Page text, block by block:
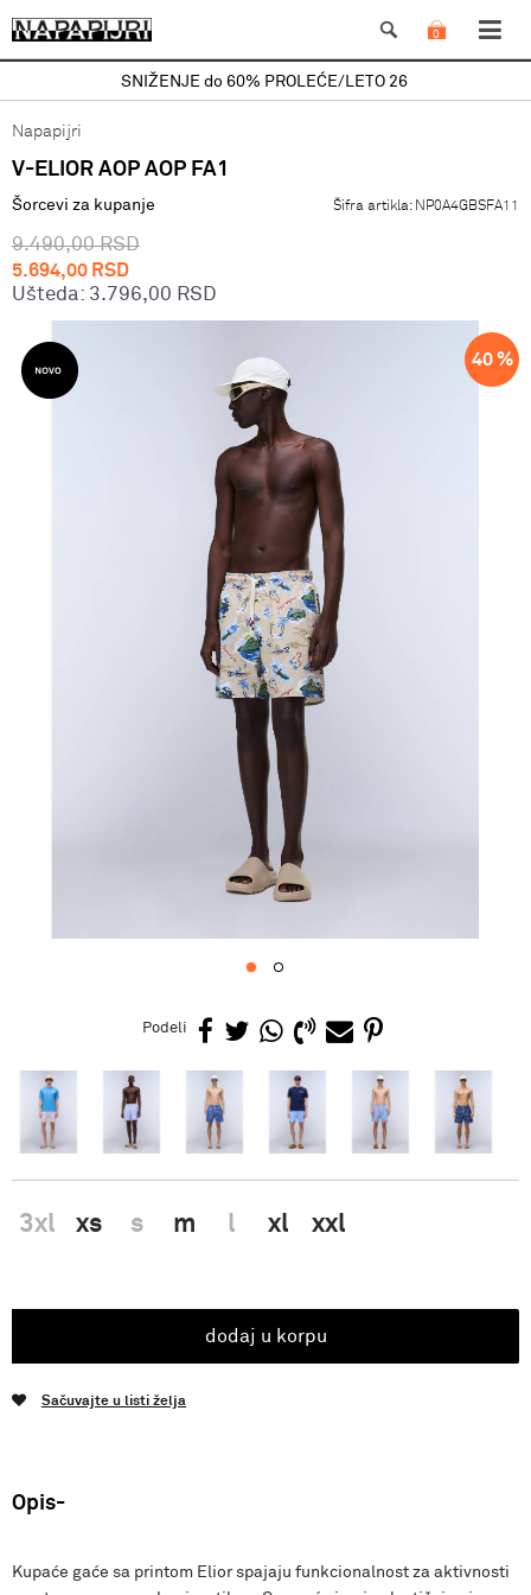
0
SNIŽENJE do 60% PROLEĆE/LETO 26
Napapijri
V-ELIOR AOP AOP FA1
Šorcevi za kupanje Šifra artikla: NP0A4GBSFA11
9.490,00 RSD
5.694,00 RSD
Ušteda: 3.796,00 RSD
40 %
Podeli
3xl xs s m l xl xxl
dodaj u korpu
Sačuvajte u listi želja
Opis
Kupaće gaće sa printom Elior spajaju funkcionalnost za aktivnosti